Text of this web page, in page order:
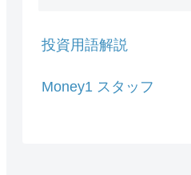
投資用語解説
Money1 スタッフ